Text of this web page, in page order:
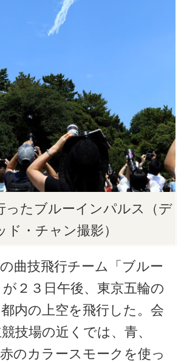
ったブルーインパルス（デ
ド・チャン撮影）
曲技飛行チーム「ブルー
２３日午後、東京五輪の
内の上空を飛行した。会
技場の近くでは、青、
のカラースモークを使っ